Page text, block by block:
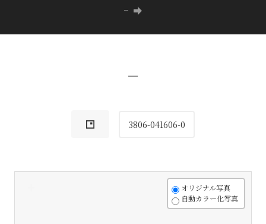
−
−
3806-041606-0
オリジナル写真
自動カラー化写真